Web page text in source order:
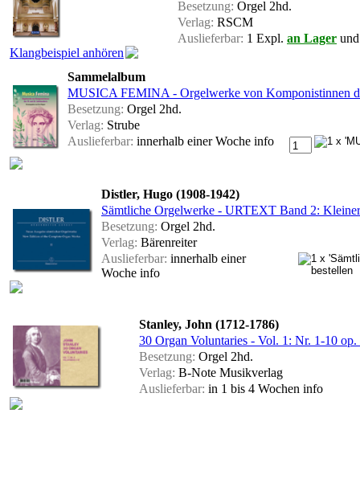
Klangbeispiel anhören
Besetzung: Orgel 2hd.
Verlag: RSCM
Auslieferbar: 1 Expl. an Lager
Sammelalbum
MUSICA FEMINA - Orgelwerke von Komponistinnen
Besetzung: Orgel 2hd.
Verlag: Strube
Auslieferbar: innerhalb einer Woche info
Distler, Hugo (1908-1942)
Sämtliche Orgelwerke - URTEXT Band 2:
Besetzung: Orgel 2hd.
Verlag: Bärenreiter
Auslieferbar: innerhalb einer
Woche info
Stanley, John (1712-1786)
30 Organ Voluntaries - Vol. 1: Nr. 1-10 op.
Besetzung: Orgel 2hd.
Verlag: B-Note Musikverlag
Auslieferbar: in 1 bis 4 Wochen info